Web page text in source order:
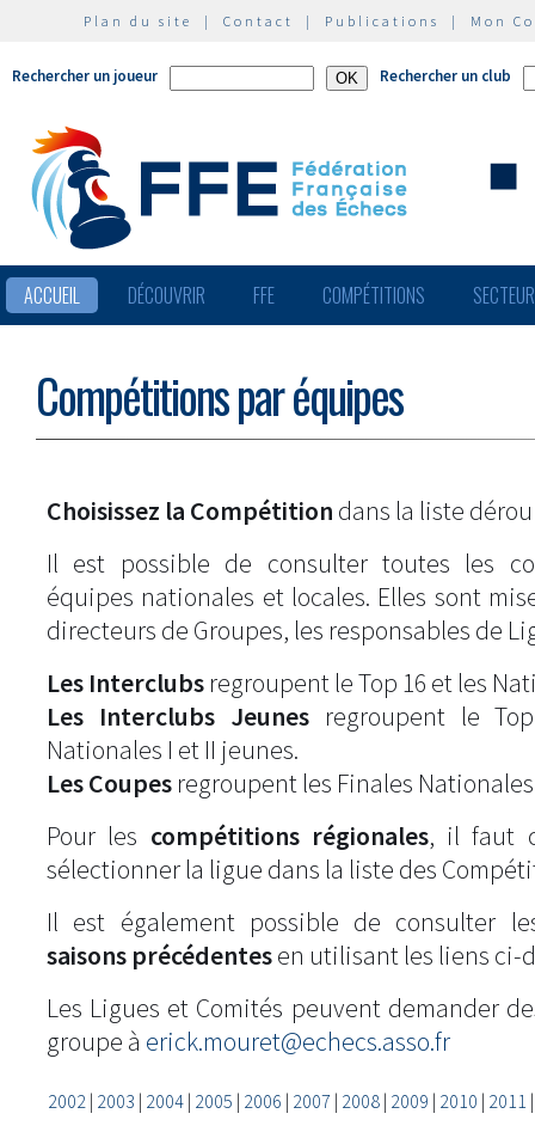
Plan du site | Contact | Publications | Mon
Rechercher un joueur Rechercher un club
ACCUEIL DÉCOUVRIR FFE COMPÉTITIONS
Compétitions par équipes
Choisissez la Compétition dans la liste
Il est possible de consulter toutes les
équipes nationales et locales. Elles sont
directeurs de Groupes, les responsables de
Les Interclubs regroupent le Top 16 et les
Les Interclubs Jeunesregroupent le
Nationales I et II jeunes.
Les Coupes regroupent les Finales
Pour les compétitions régionales, il faut
sélectionner la ligue dans la liste des
Il est également possible de consulter
saisons précédentesen utilisant les liens ci-
Les Ligues et Comités peuvent demander
groupe à erick.mouret@echecs.asso.fr
2002| 2003 | 2004| 2005 | 2006 | 2007 | 2008| 2009 | 2010 | 2011